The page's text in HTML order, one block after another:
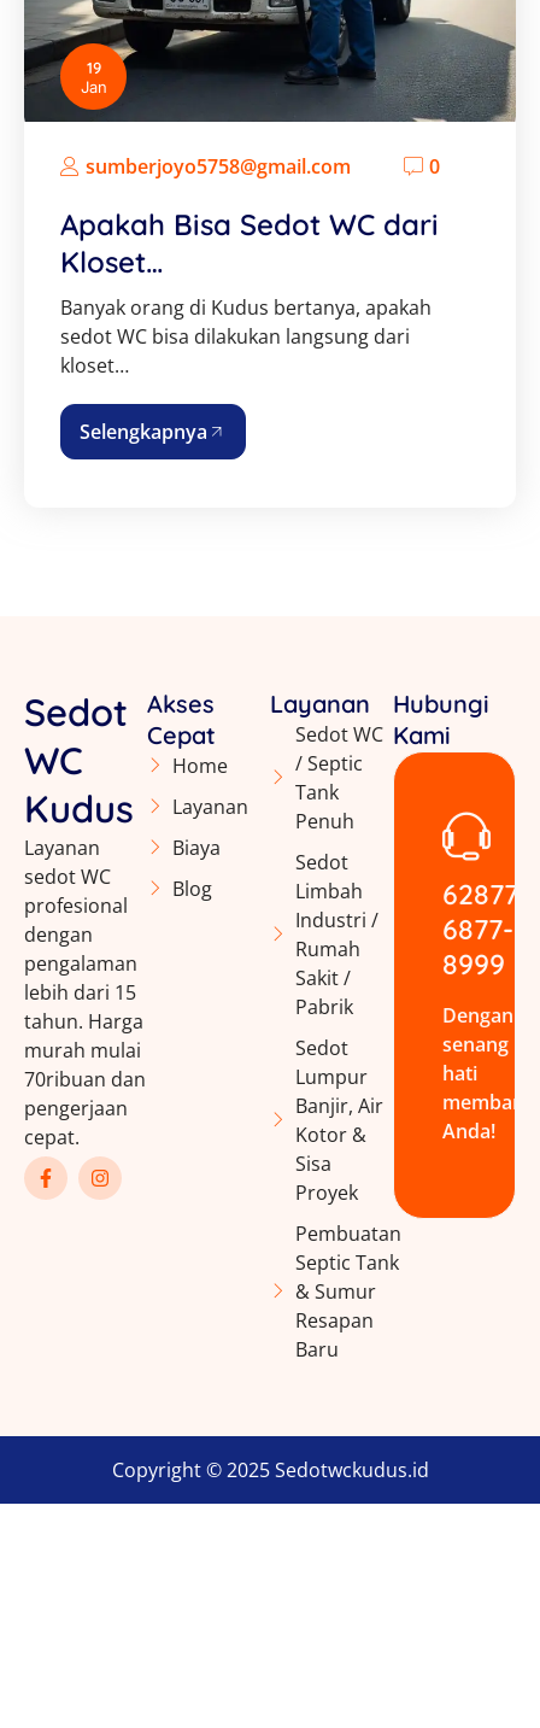
19
Jan
sumberjoyo5758@gmail.com 0
Apakah Bisa Sedot WC dari
Kloset…
Banyak orang di Kudus bertanya, apakah
sedot WC bisa dilakukan langsung dari
kloset…
Selengkapnya
Sedot
WC
Kudus
Layanan
sedot WC
profesional
dengan
pengalaman
lebih dari 15
tahun. Harga
murah mulai
70ribuan dan
pengerjaan
cepat.
Akses
Cepat
Home
Layanan
Biaya
Blog
Layanan
Sedot WC
/ Septic
Tank
Penuh
Sedot
Limbah
Industri /
Rumah
Sakit /
Pabrik
Sedot
Lumpur
Banjir, Air
Kotor &
Sisa
Proyek
Pembuatan
Septic Tank
& Sumur
Resapan
Baru
Hubungi
Kami
62877-
6877-
8999
Dengan
senang
hati
Anda!
Copyright © 2025 Sedotwckudus.id